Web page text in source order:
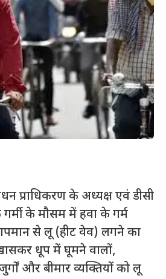
प्राधिकरण के अध्यक्ष एवं डीसी
के मौसम में हवा के गर्म
से लू (हीट वेव) लगने का
धूप में घूमने वालों,
और बीमार व्यक्तियों को लू